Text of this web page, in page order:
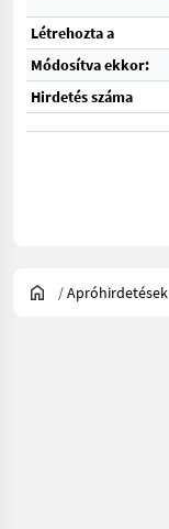
Létrehozta a
Módosítva ekkor:
Hirdetés száma
/Apróhirdetések